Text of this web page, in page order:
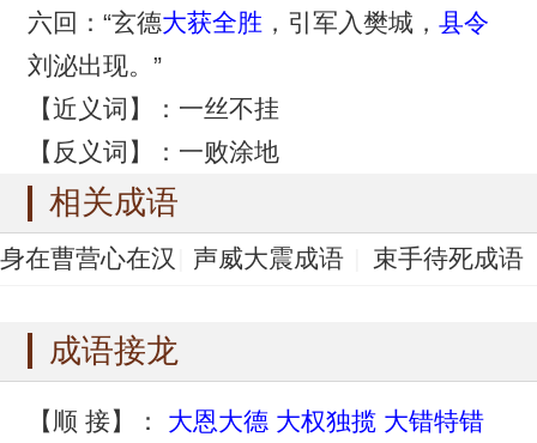
六回：“玄德大获全胜 ，引军入樊城， 县令
刘泌出现。”
【近义词】：一丝不挂
【反义词】：一败涂地
相关成语
身在曹营心在汉
声威大震成语
束手待死成语
成语接龙
【顺 接】： 大恩大德 大权独揽 大错特错